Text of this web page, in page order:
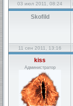
03 июл 2011, 08:24
Skofild
11 сен 2011, 13:16
kiss
Администратор